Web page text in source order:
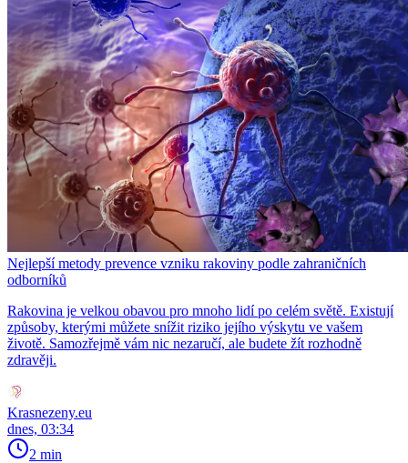
Nejlepší metody prevence vzniku rakoviny podle zahraničních
odborníků
Rakovina je velkou obavou pro mnoho lidí po celém světě. Existují
způsoby, kterými můžete snížit riziko jejího výskytu ve vašem
životě. Samozřejmě vám nic nezaručí, ale budete žít rozhodně
zdravěji.
Krasnezeny.eu
dnes, 03:34
2 min